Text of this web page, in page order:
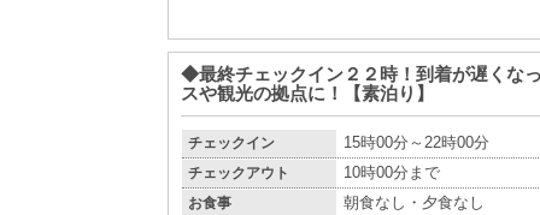
◆最終チェックイン２２時！到着が遅くな
スや観光の拠点に！【素泊り】
チェックイン 15時00分～22時00分
チェックアウト 10時00分まで
お食事 朝食なし・夕食なし